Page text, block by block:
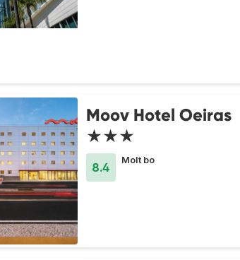
Moov Hotel Oeiras
★★★
8.4
Molt bo